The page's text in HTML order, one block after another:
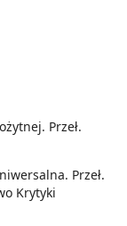
Przeł.
Przeł.
Krytyki